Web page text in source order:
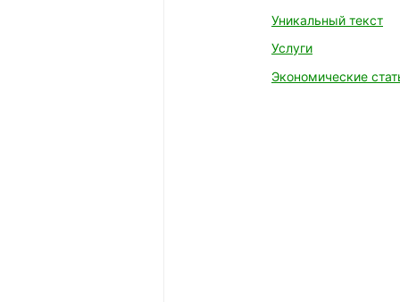
Уникальный текст
Услуги
Экономические